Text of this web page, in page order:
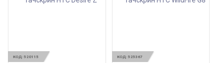
КОД: 520115 КОД: 525367